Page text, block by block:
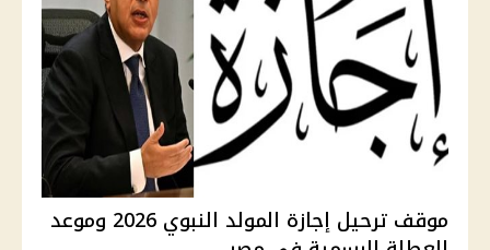
موقف ترحيل إجازة المولد النبوي 2026 وموعد